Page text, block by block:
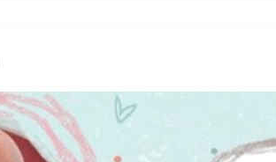
THÔNG TẮC TIA SỮA